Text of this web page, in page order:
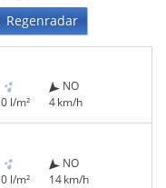
Regenradar
0 l/m²
NO
4 km/h
0 l/m²
NO
14 km/h